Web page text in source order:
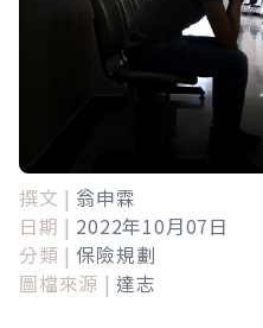
撰文 | 翁申霖
日期 | 2022年10月07日
分類 | 保險規劃
圖檔來源 | 達志